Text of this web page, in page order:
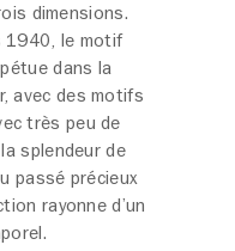
dimensions.
1940, le motif
dans la
avec des motifs
très peu de
splendeur de
passé précieux
rayonne d’un